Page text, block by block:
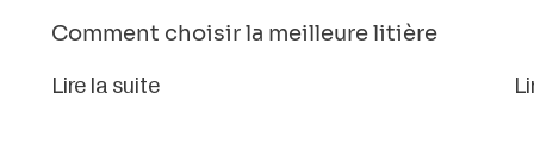
Comment choisir la meilleure litière
Lire la suite